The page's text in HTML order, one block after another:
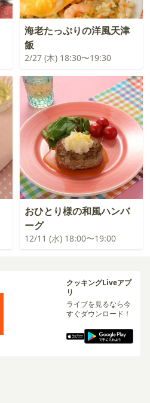
海老たっぷりの洋風天津
飯
2/27 (木) 18:30〜19:30
おひとり様の和風ハンバ
ーグ
12/11 (水) 18:00〜19:00
クッキングLiveアプ
リ
ライブを見るなら今
すぐダウンロード！